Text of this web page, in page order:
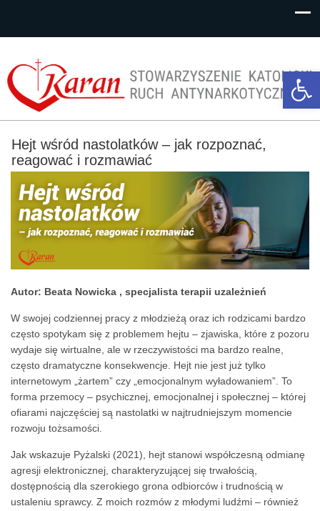
Hejt wśród nastolatków – jak rozpoznać,
reagować i rozmawiać
Autor: Beata Nowicka , specjalista terapii uzależnień
W swojej codziennej pracy z młodzieżą oraz ich rodzicami bardzo
często spotykam się z problemem hejtu – zjawiska, które z pozoru
wydaje się wirtualne, ale w rzeczywistości ma bardzo realne,
często dramatyczne konsekwencje. Hejt nie jest już tylko
internetowym „żartem” czy „emocjonalnym wyładowaniem”. To
forma przemocy – psychicznej, emocjonalnej i społecznej – której
ofiarami najczęściej są nastolatki w najtrudniejszym momencie
rozwoju tożsamości.
Jak wskazuje Pyżalski (2021), hejt stanowi współczesną odmianę
agresji elektronicznej, charakteryzującej się trwałością,
dostępnością dla szerokiego grona odbiorców i trudnością w
ustaleniu sprawcy. Z moich rozmów z młodymi ludźmi – również